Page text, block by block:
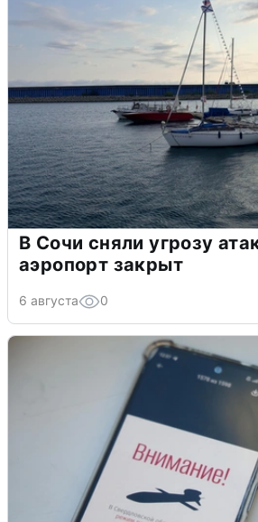
В Сочи сняли угрозу
аэропорт закрыт
6 августа 0